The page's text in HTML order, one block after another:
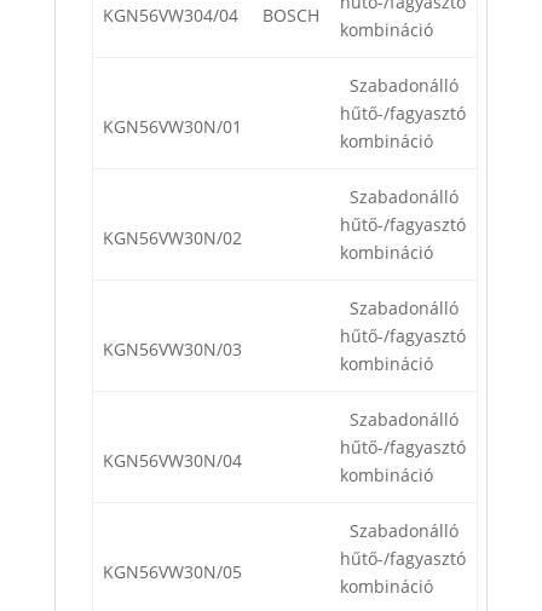
KGN56VW304/04 BOSCH
kombináció
KGN56VW30N/01
Szabadonálló
hűtő-/fagyasztó
kombináció
KGN56VW30N/02
Szabadonálló
hűtő-/fagyasztó
kombináció
KGN56VW30N/03
Szabadonálló
hűtő-/fagyasztó
kombináció
KGN56VW30N/04
Szabadonálló
hűtő-/fagyasztó
kombináció
KGN56VW30N/05
Szabadonálló
hűtő-/fagyasztó
kombináció